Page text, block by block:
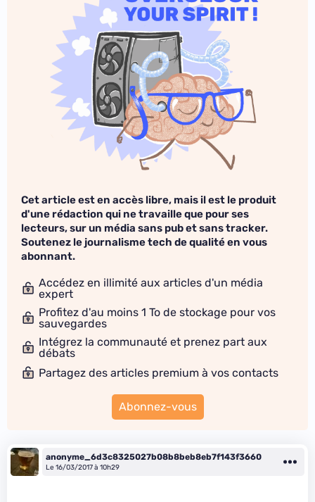
Cet article est en accès libre, mais il est le produit
d'une rédaction qui ne travaille que pour ses
lecteurs, sur un média sans pub et sans tracker.
Soutenez le journalisme tech de qualité en vous
abonnant.
Accédez en illimité aux articles d'un média
expert
Profitez d'au moins 1 To de stockage pour vos
sauvegardes
Intégrez la communauté et prenez part aux
débats
Partagez des articles premium à vos contacts
Abonnez-vous
anonyme_6d3c8325027b08b8beb8eb7f143f3660
Le 16/03/2017 à 10h29